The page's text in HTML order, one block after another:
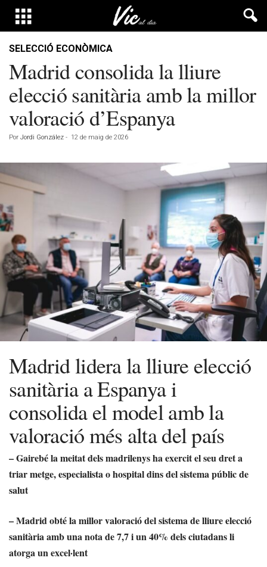
SELECCIÓ ECONÒMICA
Madrid consolida la lliure
elecció sanitària amb la millor
valoració d’Espanya
Por Jordi González - 12 de maig de 2026
Madrid lidera la lliure elecció
sanitària a Espanya i
consolida el model amb la
valoració més alta del país
– Gairebé la meitat dels madrilenys ha exercit el seu dret a
triar metge, especialista o hospital dins del sistema públic de
salut
– Madrid obté la millor valoració del sistema de lliure elecció
sanitària amb una nota de 7,7 i un 40% dels ciutadans li
atorga un excel·lent